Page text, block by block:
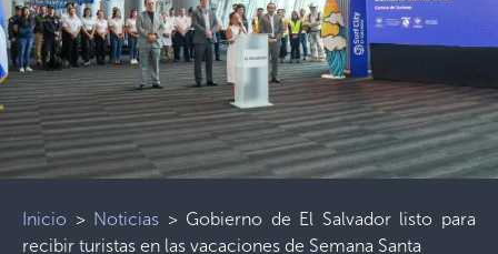
Inicio > Noticias > Gobierno de El Salvador listo para
recibir turistas en las vacaciones de Semana Santa